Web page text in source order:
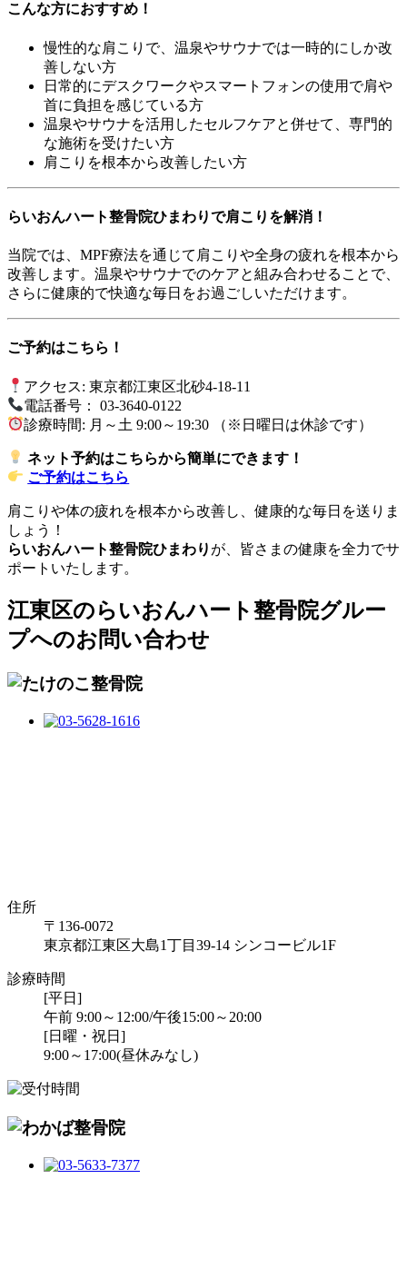
こんな方におすすめ！
慢性的な肩こりで、温泉やサウナでは一時的にしか改
善しない方
日常的にデスクワークやスマートフォンの使用で肩や
首に負担を感じている方
温泉やサウナを活用したセルフケアと併せて、専門的
な施術を受けたい方
肩こりを根本から改善したい方
らいおんハート整骨院ひまわりで肩こりを解消！
当院では、MPF療法を通じて肩こりや全身の疲れを根本から
改善します。温泉やサウナでのケアと組み合わせることで、
さらに健康的で快適な毎日をお過ごしいただけます。
ご予約はこちら！
アクセス: 東京都江東区北砂4-18-11
電話番号： 03-3640-0122
診療時間: 月～土 9:00～19:30 （※日曜日は休診です）
ネット予約はこちらから簡単にできます！
ご予約はこちら
肩こりや体の疲れを根本から改善し、健康的な毎日を送りま
しょう！
らいおんハート整骨院ひまわり が、皆さまの健康を全力でサ
ポートいたします。
江東区のらいおんハート整骨院グルー
プへのお問い合わせ
住所
〒136-0072
東京都江東区大島1丁目39-14 シンコービル1F
診療時間
[平日]
午前 9:00～12:00/午後15:00～20:00
[日曜・祝日]
9:00～17:00(昼休みなし)